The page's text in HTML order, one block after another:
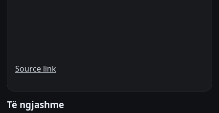
Source link
Të ngjashme